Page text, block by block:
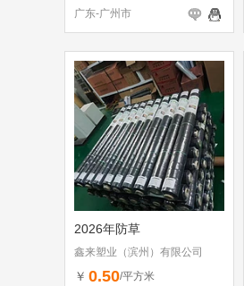
广东-广州市
2026年防草
鑫来塑业（滨州）有限公司
￥ 0.50/平方米